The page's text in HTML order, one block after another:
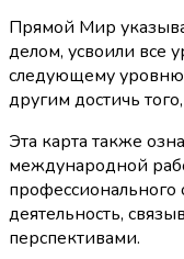
Прямой Мир
делом, усвоили все
следующему
другим достичь
Эта карта также
международной
профессионального
деятельность,
перспективами.